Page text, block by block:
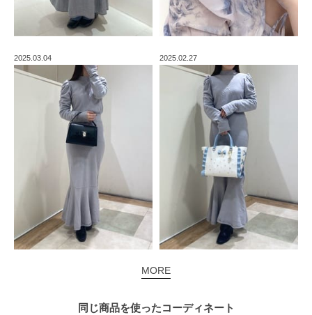
2025.03.04 2025.02.27
MORE
同じ商品を使ったコーディネート